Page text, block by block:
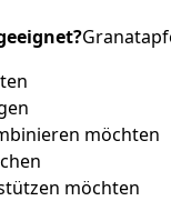
möchten
möchten